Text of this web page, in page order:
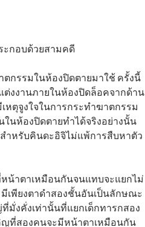
ะกอบด้วยสามคดี
ตกรรมในห้องปิดตายมาใช้ ครั้งนี้
งงานภายในห้องปิดล็อคจากด้าน
หตุจูงใจในการกระทำฆาตกรรม
ในห้องปิดตายทำได้จริงอย่างนั้น
ำหรับคินดะอิจิไม่แพ้การสืบหาตัว
น้าตาเหมือนกันจนแทบจะแยกไม่
มีเพียงตาดำสองชั้นอันเป็นลักษณะ
มั่งคั่งเท่านั้นที่แยกเด็กทารกสอง
ญที่สองคนจะมีหน้าตาเหมือนกัน